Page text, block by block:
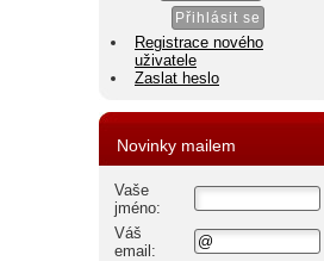
Registrace nového
uživatele
Zaslat heslo
Novinky mailem
Vaše
jméno:
Váš
email: